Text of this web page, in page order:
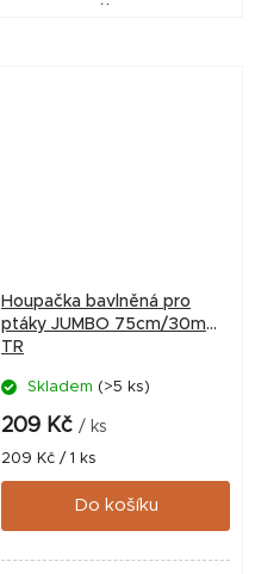
zábavy.
Houpačka bavlněná pro
ptáky JUMBO 75cm/30mm
TR
Skladem (>5 ks)
209 Kč / ks
Měrná
cena:
209 Kč / 1 ks
Do košíku